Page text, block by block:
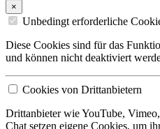
×
Unbedingt erforderliche
Diese Cookies sind für das
und können nicht deaktiviert
Cookies von Drittanbietern
Drittanbieter wie YouTube,
Chat setzen eigene Cookies, um